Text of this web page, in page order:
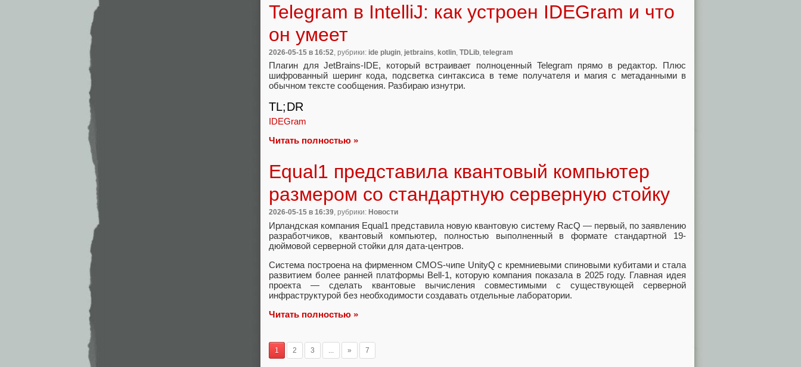
Telegram в IntelliJ: как устроен IDEGram и что
он умеет
2026-05-15 в 16:52 , рубрики: ide plugin jetbrains kotlin TDLib telegram
Плагин для JetBrains-IDE, который встраивает полноценный Telegram прямо в редактор. Плюс
шифрованный шеринг кода, подсветка синтаксиса в теме получателя и магия с метаданными в
обычном тексте сообщения. Разбираю изнутри.
TL;DR
IDEGram
Читать полностью »
Equal1 представила квантовый компьютер
размером со стандартную серверную стойку
2026-05-15 в 16:39, рубрики: Новости
Ирландская компания Equal1 представила новую квантовую систему RacQ — первый, по заявлению
разработчиков, квантовый компьютер, полностью выполненный в формате стандартной 19-
дюймовой серверной стойки для дата-центров.
Система построена на фирменном CMOS-чипе UnityQ с кремниевыми спиновыми кубитами и стала
развитием более ранней платформы Bell-1, которую компания показала в 2025 году. Главная идея
проекта — сделать квантовые вычисления совместимыми с существующей серверной
инфраструктурой без необходимости создавать отдельные лаборатории.
Читать полностью »
1 2 3 ... » 7